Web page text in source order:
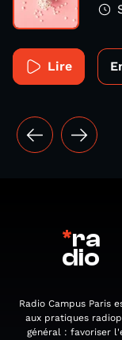
Lire
*ra
dio
Radio Campus Paris
aux pratiques
général : favoriser